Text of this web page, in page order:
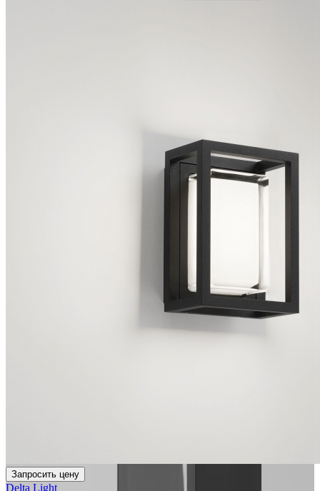
Запросить цену
Delta Light